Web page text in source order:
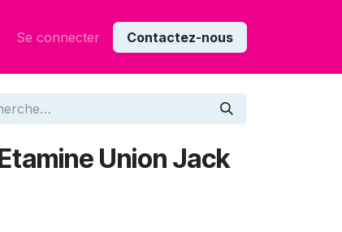
Se connecter Contactez-nous
Union Jack